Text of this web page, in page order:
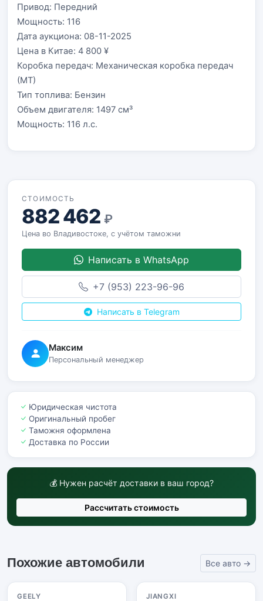
Привод: Передний
Мощность: 116
Дата аукциона: 08-11-2025
Цена в Китае: 4 800 ¥
Коробка передач: Механическая коробка передач
(МТ)
Тип топлива: Бензин
Объем двигателя: 1497 см³
Мощность: 116 л.с.
СТОИМОСТЬ
882 462 ₽
Цена во Владивостоке, с учётом таможни
Написать в WhatsApp
+7 (953) 223-96-96
Написать в Telegram
Максим
Персональный менеджер
Юридическая чистота
Оригинальный пробег
Таможня оформлена
Доставка по России
💰 Нужен расчёт доставки в ваш город?
Рассчитать стоимость
Похожие автомобили Все авто →
🇨🇳
GEELY 🇨🇳
JIANGXI